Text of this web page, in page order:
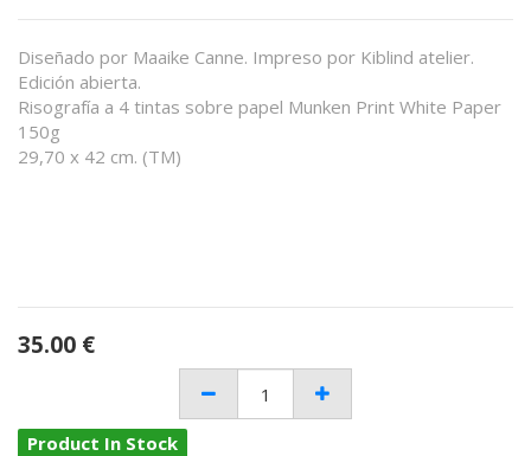
Diseñado por Maaike Canne. Impreso por Kiblind atelier.
Edición abierta.
Risografía a 4 tintas sobre papel Munken Print White Paper
150g
29,70 x 42 cm. (TM)
35.00 €
Product In Stock